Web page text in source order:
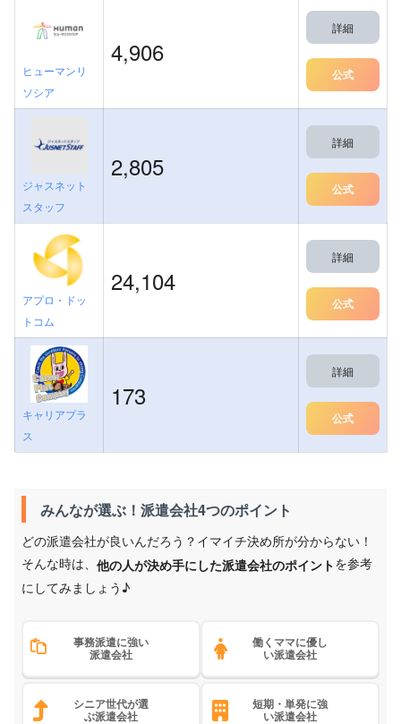
ヒューマンリ
ソシア
4,906
詳細
公式
ジャスネット
スタッフ
2,805
詳細
公式
アプロ・ドッ
トコム
24,104
詳細
公式
キャリアプラ
ス
173
詳細
公式
みんなが選ぶ！派遣会社4つのポイント
どの派遣会社が良いんだろう？イマイチ決め所が分からない！
そんな時は、 他の人が決め手にした派遣会社のポイントを参考
にしてみましょう♪
事務派遣に強い
派遣会社
働くママに優し
い派遣会社
シニア世代が選
ぶ派遣会社
短期・単発に強
い派遣会社